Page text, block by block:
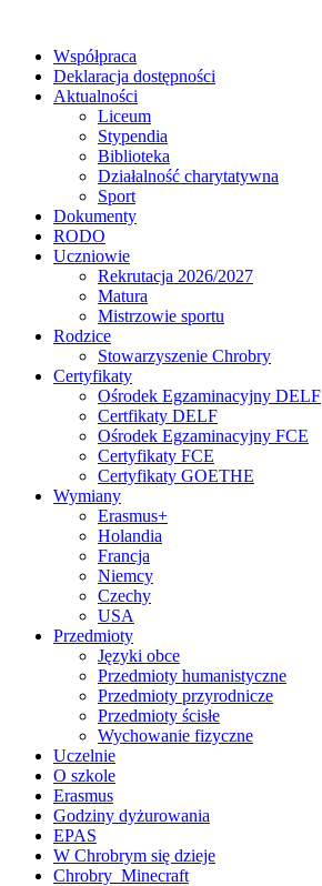
Współpraca
Deklaracja dostępności
Aktualności
Liceum
Stypendia
Biblioteka
Działalność charytatywna
Sport
Dokumenty
RODO
Uczniowie
Rekrutacja 2026/2027
Matura
Mistrzowie sportu
Rodzice
Stowarzyszenie Chrobry
Certyfikaty
Ośrodek Egzaminacyjny DELF
Certfikaty DELF
Ośrodek Egzaminacyjny FCE
Certyfikaty FCE
Certyfikaty GOETHE
Wymiany
Erasmus+
Holandia
Francja
Niemcy
Czechy
USA
Przedmioty
Języki obce
Przedmioty humanistyczne
Przedmioty przyrodnicze
Przedmioty ścisłe
Wychowanie fizyczne
Uczelnie
O szkole
Erasmus
Godziny dyżurowania
EPAS
W Chrobrym się dzieje
Chrobry_Minecraft